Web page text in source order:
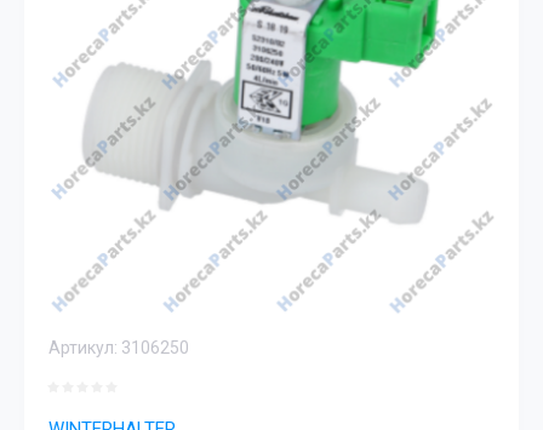
Артикул: 3106250